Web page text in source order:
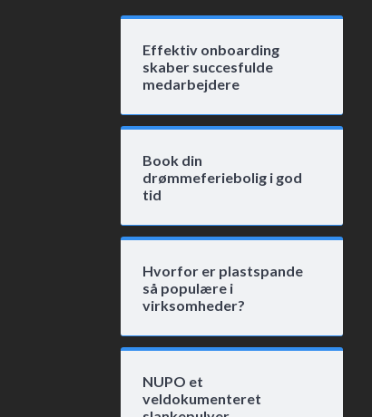
Effektiv onboarding
skaber succesfulde
medarbejdere
Book din
drømmeferiebolig i god
tid
Hvorfor er plastspande
så populære i
virksomheder?
NUPO et
veldokumenteret